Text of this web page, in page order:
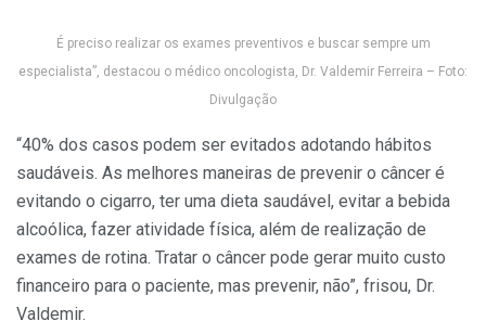
É preciso realizar os exames preventivos e buscar sempre um
especialista”, destacou o médico oncologista, Dr. Valdemir Ferreira – Foto:
Divulgação
“40% dos casos podem ser evitados adotando hábitos
saudáveis. As melhores maneiras de prevenir o câncer é
evitando o cigarro, ter uma dieta saudável, evitar a bebida
alcoólica, fazer atividade física, além de realização de
exames de rotina. Tratar o câncer pode gerar muito custo
financeiro para o paciente, mas prevenir, não”, frisou, Dr.
Valdemir.